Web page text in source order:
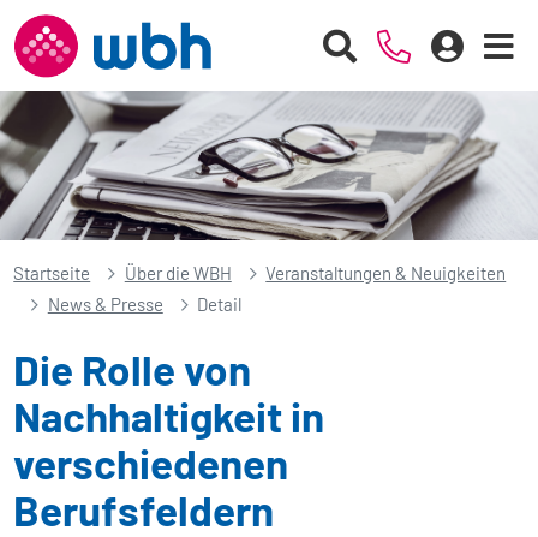
Startseite Über die WBH
Veranstaltungen & Neuigkeiten
News & Presse
Detail
Die Rolle von
Nachhaltigkeit in
verschiedenen
Berufsfeldern